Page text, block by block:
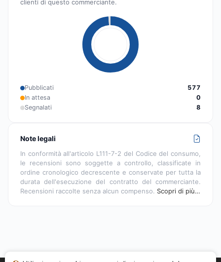
clienti di questo commerciante.
Pubblicati
577
In attesa
0
Segnalati
8
Note legali
In conformità all'articolo L111-7-2 del Codice del consumo,
le recensioni sono soggette a controllo, classificate in
ordine cronologico decrescente e conservate per tutta la
durata dell'esecuzione del contratto del commerciante.
Recensioni raccolte senza alcun compenso. Scopri di più…